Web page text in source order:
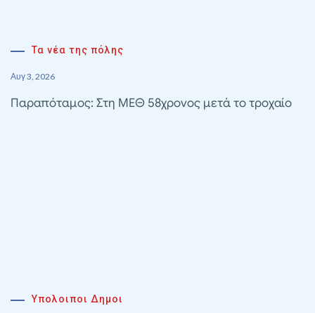
Τα νέα της πόλης
Αυγ 3, 2026
Παραπόταμος: Στη ΜΕΘ 58χρονος μετά το τροχαίο
Υπολοιποι Δημοι